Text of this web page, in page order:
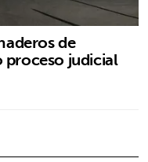
de
judicial